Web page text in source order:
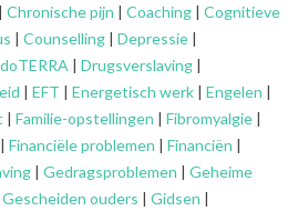
| Chronische pijn | Coaching | Cognitieve
| Counselling | Depressie |
doTERRA | Drugsverslaving |
| EFT | Energetisch werk | Engelen |
| Familie-opstellingen | Fibromyalgie |
| Financiële problemen | Financiën |
| Gedragsproblemen | Geheime
Gescheiden ouders | Gidsen |